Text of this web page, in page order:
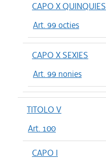
CAPO X QUINQUIES
Art. 99 octies
CAPO X SEXIES
Art. 99 nonies
TITOLO V
Art. 100
CAPO I